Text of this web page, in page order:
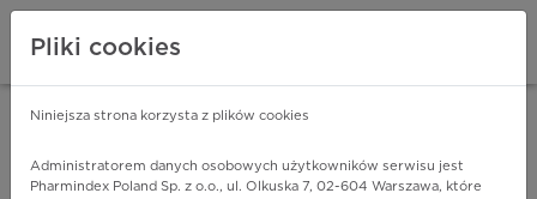
Pliki cookies
Niniejsza strona korzysta z plików cookies
Administratorem danych osobowych użytkowników serwisu jest
Pharmindex Poland Sp. z o.o., ul. Olkuska 7, 02-604 Warszawa, które
ZA DARMO - w Google Play INSTALUJ